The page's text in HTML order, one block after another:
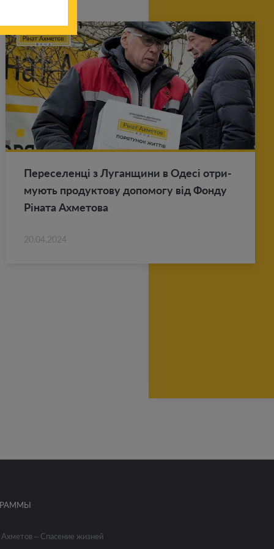
Пе­ре­се­ленці з Лу­ган­щи­ни в Одесі от­ри­
му­ють про­дук­то­ву до­по­мо­гу від Фонду
Ріната Ах­ме­то­ва
20.04.2024
– Спасение жизней